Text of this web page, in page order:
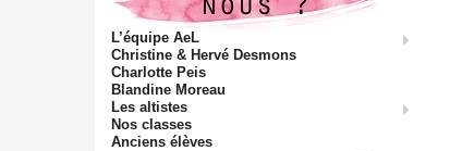
L’équipe AeL
Christine & Hervé Desmons
Charlotte Peis
Blandine Moreau
Les altistes
Nos classes
Anciens élèves